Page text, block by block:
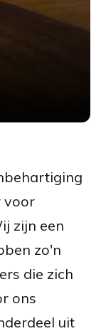
voor
zijn een
zo'n
die zich
ons
uit